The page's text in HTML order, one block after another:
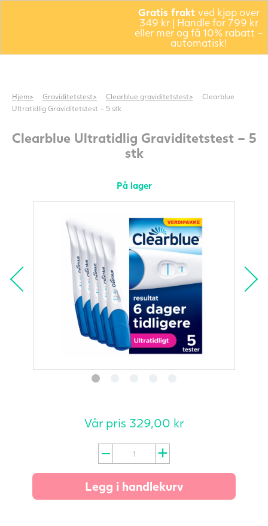
Gratis fraktved kjøp over
349 kr | Handle for 799 kr
eller mer og få 10% rabatt –
automatisk!
Hjem Graviditetstest Clearblue graviditetstest
Clearblue
Ultratidlig Graviditetstest – 5 stk
Clearblue Ultratidlig Graviditetstest – 5
stk
På lager
Vår pris 329,00 kr
Clearblue
Ultratidlig
–
Legg i handlekurv